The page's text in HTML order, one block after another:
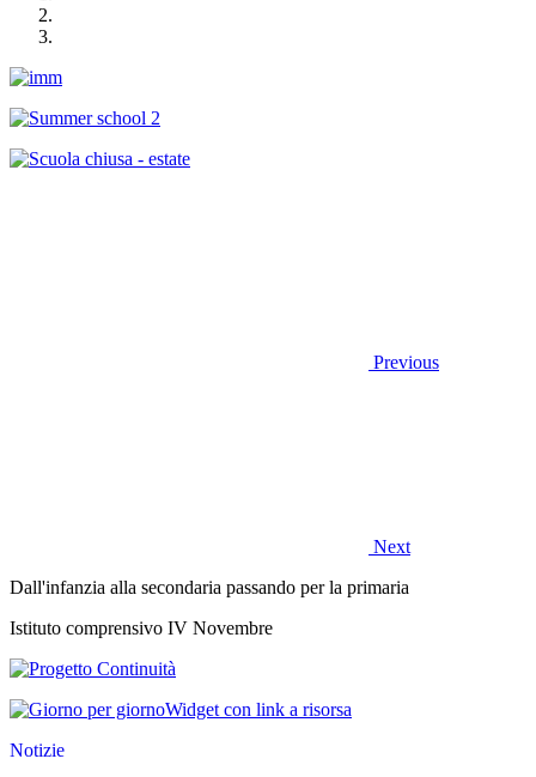
Previous
Next
Dall'infanzia alla secondaria passando per la primaria
Istituto comprensivo IV Novembre
Widget con link a risorsa
Notizie